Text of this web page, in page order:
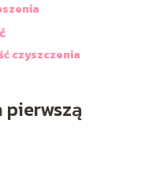
czyszczenia